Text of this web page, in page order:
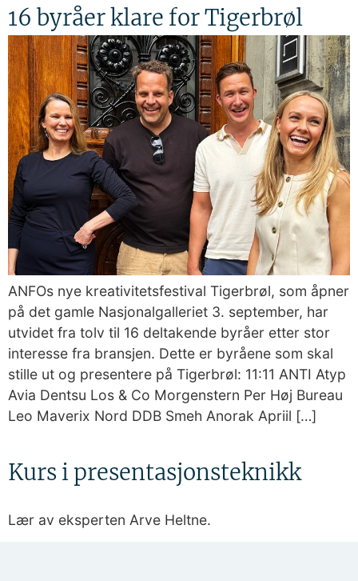
16 byråer klare for Tigerbrøl
ANFOs nye kreativitetsfestival Tigerbrøl, som åpner
på det gamle Nasjonalgalleriet 3. september, har
utvidet fra tolv til 16 deltakende byråer etter stor
interesse fra bransjen. Dette er byråene som skal
stille ut og presentere på Tigerbrøl: 11:11 ANTI Atyp
Avia Dentsu Los & Co Morgenstern Per Høj Bureau
Leo Maverix Nord DDB Smeh Anorak Apriil […]
Kurs i presentasjonsteknikk
Lær av eksperten Arve Heltne.